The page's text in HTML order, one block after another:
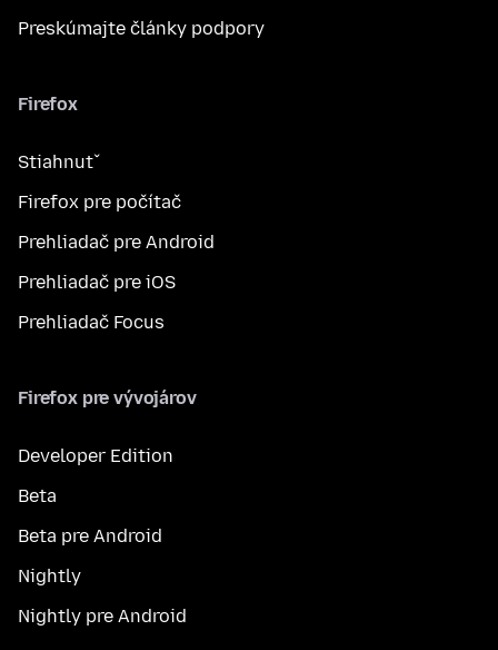
Preskúmajte články podpory
Firefox
Stiahnuť
Firefox pre počítač
Prehliadač pre Android
Prehliadač pre iOS
Prehliadač Focus
Firefox pre vývojárov
Developer Edition
Beta
Beta pre Android
Nightly
Nightly pre Android